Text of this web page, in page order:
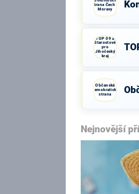
strana Čech a
Moravy
TOP 09 a
Starostové
pro
Jihočeský
kraj
Občanská
demokratická
strana
Nejnovější